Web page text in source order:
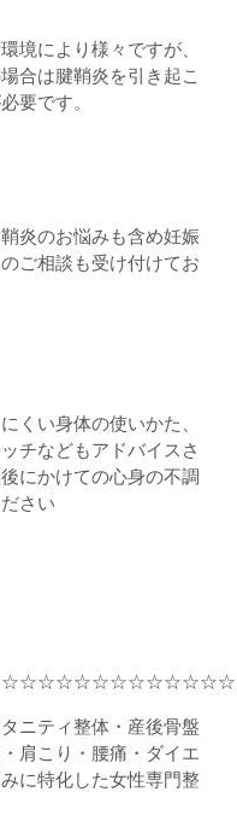
境により様々ですが、
合は腱鞘炎を引き起こ
要です。
炎のお悩みも含め妊娠
ご相談も受け付けてお
くい身体の使いかた、
チなどもアドバイスさ
にかけての心身の不調
さい
ニティ整体・産後骨盤
肩こり・腰痛・ダイエ
に特化した女性専門整